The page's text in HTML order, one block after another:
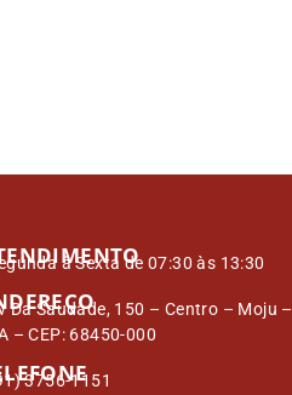
à Sexta de 07:30 às 13:30
Da Saudade, 150 – Centro – Moju –
– CEP: 68450-000
3756-1151